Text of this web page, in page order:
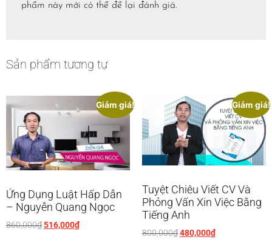
phẩm này mới có thể để lại đánh giá.
Sản phẩm tương tự
Giảm giá!
Ứng Dụng Luật Hấp Dẫn
– Nguyễn Quang Ngọc
860,000₫516,000₫
Giảm giá!
Tuyệt Chiêu Viết CV Và
Phỏng Vấn Xin Việc Bằng
Tiếng Anh
800,000₫480,000₫